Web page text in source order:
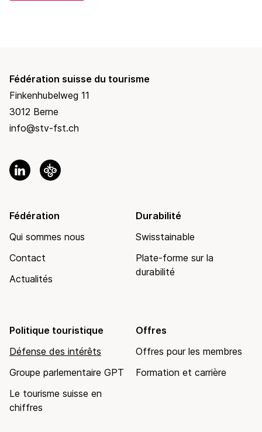
Fédération suisse du tourisme
Finkenhubelweg 11
3012 Berne
info@stv-fst.ch
Fédération
Qui sommes nous
Contact
Actualités
Durabilité
Swisstainable
Plate-forme sur la
durabilité
Politique touristique
Défense des intérêts
Groupe parlementaire GPT
Le tourisme suisse en
chiffres
Offres
Offres pour les membres
Formation et carrière